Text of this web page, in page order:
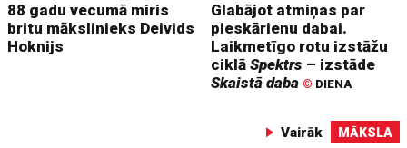
88 gadu vecumā miris
britu mākslinieks Deivids
Hoknijs
Glabājot atmiņas par
pieskārienu dabai.
Laikmetīgo rotu izstāžu
ciklāSpektrs – izstāde
Skaistā daba © DIENA
Vairāk MĀKSLA